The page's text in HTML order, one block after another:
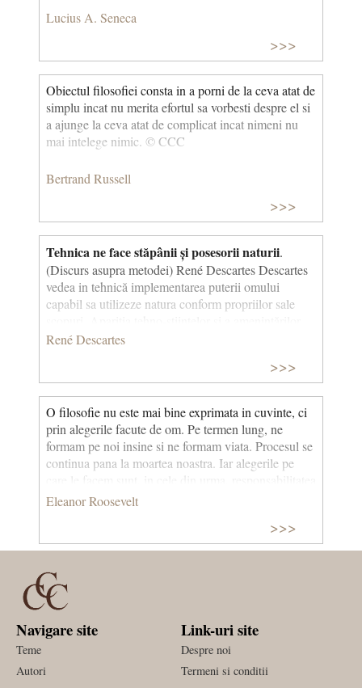
Lucius A. Seneca
>>>
Obiectul filosofiei consta in a porni de la ceva atat de
simplu incat nu merita efortul sa vorbesti despre el si
a ajunge la ceva atat de complicat incat nimeni nu
mai intelege nimic. © CCC
Bertrand Russell
>>>
Tehnica ne face stăpânii și posesorii naturii.
(Discurs asupra metodei) René Descartes Descartes
vedea in tehnică implementarea puterii omului
capabil sa utilizeze natura conform propriilor sale
asupra mediului înconjurător cauzate de dezvoltarea
René Descartes
>>>
O filosofie nu este mai bine exprimata in cuvinte, ci
prin alegerile facute de om. Pe termen lung, ne
formam pe noi insine si ne formam viata. Procesul se
continua pana la moartea noastra. Iar alegerile pe
care le facem sunt, in cele din urma, responsabilitatea
noastra.
Eleanor Roosevelt
>>>
Navigare site
Teme
Autori
Link-uri site
Despre noi
Termeni si conditii